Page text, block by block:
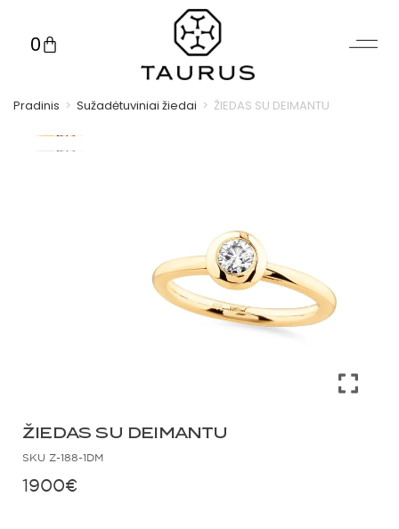
0
Pradinis > Sužadėtuviniai žiedai > ŽIEDAS SU DEIMANTU
ŽIEDAS SU DEIMANTU
SKU Z-188-1DM
1900€